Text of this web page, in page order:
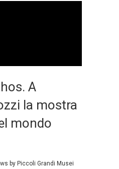
A
la mostra
mondo
by Piccoli Grandi Musei